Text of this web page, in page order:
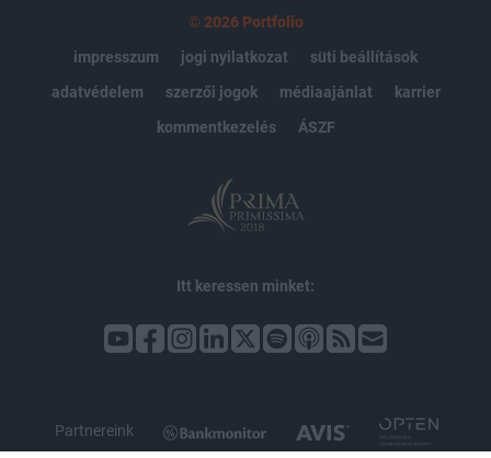
© 2026 Portfolio
impresszum
jogi nyilatkozat
süti beállítások
adatvédelem
szerzői jogok médiaajánlat
karrier
kommentkezelés
ÁSZF
Itt keressen minket:
Partnereink